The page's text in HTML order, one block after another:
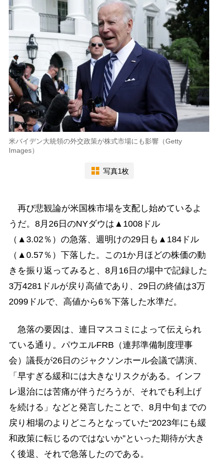
米バイデン大統領の外交政策が株式市場にも影響（Getty
Images）
写真1枚
再び悲観論が米国株市場を支配し始めているよ
うだ。8月26日のNYダウは▲1008ドル
（▲3.02％）の急落、週明けの29日も▲184ドル
（▲0.57％）下落した。この1か月ほどの株価の動
きを振り返ってみると、8月16日の場中で記録した
3万4281ドルが戻り高値であり、29日の終値は3万
2099ドルで、高値から6％下落した水準だ。
急落の要因は、連日マスコミによって伝えられ
ている通り。パウエルFRB（連邦準備制度理事
会）議長が26日のジャクソンホール会議で講演、
「早すぎる緩和には大きなリスクがある。インフ
レ退治には苦痛が伴うだろうが、それでも利上げ
を続ける」などと発言したことで、8月中旬までの
戻り相場のよりどころとなっていた“2023年にも緩
和政策に転じるのではないか”といった期待が大き
く後退、それで急落したのである。